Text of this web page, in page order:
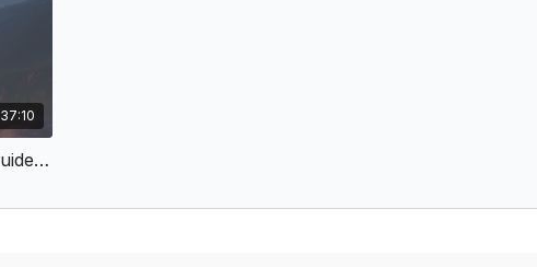
37:10
3. Rencontre avec la lumière : Guides et intuition profonde